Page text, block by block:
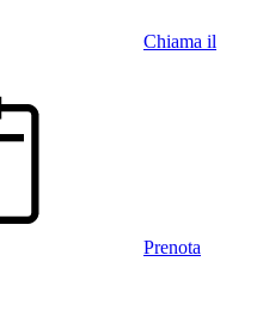
Chiama il
Prenota